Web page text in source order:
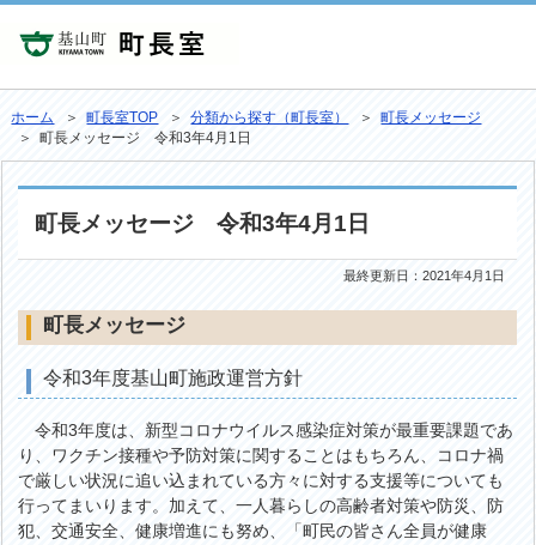
ホーム ＞町長室TOP ＞分類から探す（町長室） ＞町長メッセージ
＞ 町長メッセージ 令和3年4月1日
町長メッセージ 令和3年4月1日
最終更新日：2021年4月1日
町長メッセージ
令和3年度基山町施政運営方針
令和3年度は、新型コロナウイルス感染症対策が最重要課題であ
り、ワクチン接種や予防対策に関することはもちろん、コロナ禍
で厳しい状況に追い込まれている方々に対する支援等についても
行ってまいります。加えて、一人暮らしの高齢者対策や防災、防
犯、交通安全、健康増進にも努め、「町民の皆さん全員が健康